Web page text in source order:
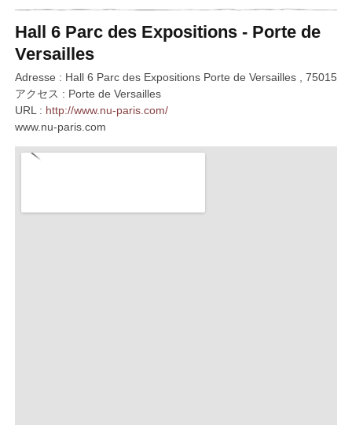
Hall 6 Parc des Expositions - Porte de
Versailles
Adresse : Hall 6 Parc des Expositions Porte de Versailles , 75015
アクセス : Porte de Versailles
URL : http://www.nu-paris.com/
www.nu-paris.com